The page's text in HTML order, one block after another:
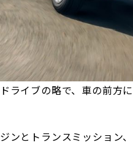
ライブの略で、車の前方
ンとトランスミッション